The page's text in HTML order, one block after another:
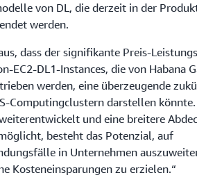
von DL, die derzeit in der
werden.
dass der signifikante Preis-
EC2-DL1-Instances, die von Habana
werden, eine überzeugende
Computingclustern darstellen könnte.
und eine breitere
besteht das Potenzial, auf
in Unternehmen
Kosteneinsparungen zu erzielen.“